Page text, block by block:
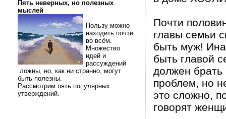
Пять неверных, но полезных
мыслей
Пользу можно
находить почти
во всём.
Множество
идей и
рассуждений
ложны, но, как ни странно, могут
быть полезны.
Рассмотрим пять популярных
утверждений.
Почти
главы семьи
быть муж!
быть главой
должен
проблем, но
это сложно,
говорят